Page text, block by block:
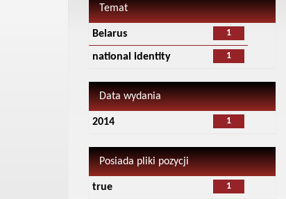
Temat
1
Belarus
1
national identity
Data wydania
1
2014
Posiada pliki pozycji
1
true